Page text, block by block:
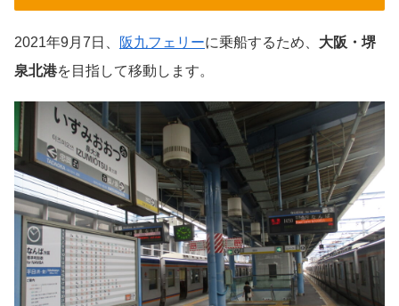
2021年9月7日、 阪九フェリーに乗船するため、 大阪・堺
泉北港を目指して移動します。